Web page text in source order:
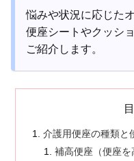
悩みや状況に応じた
便座シートやクッシ
ご紹介します。
介護用便座の種類と
補高便座（便座を